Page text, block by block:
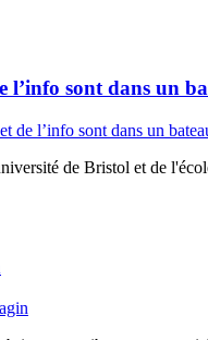
l’info sont dans un
de Bristol et de